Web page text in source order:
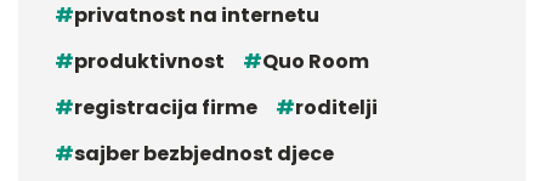
privatnost na internetu
produktivnost
Quo Room
registracija firme
roditelji
sajber bezbjednost djece